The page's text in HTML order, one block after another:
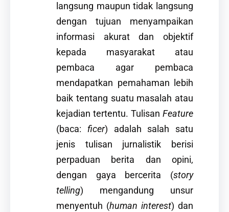
langsung maupun tidak langsung
dengan tujuan menyampaikan
informasi akurat dan objektif
kepada masyarakat atau
pembaca agar pembaca
mendapatkan pemahaman lebih
baik tentang suatu masalah atau
kejadian tertentu. Tulisan Feature
(baca: ficer) adalah salah satu
jenis tulisan jurnalistik berisi
perpaduan berita dan opini,
dengan gaya bercerita (story
telling) mengandung unsur
menyentuh (human interest) dan